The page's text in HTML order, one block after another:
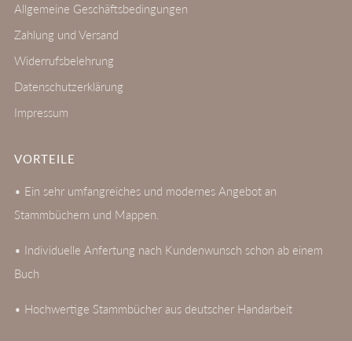
Allgemeine Geschäftsbedingungen
Zahlung und Versand
Widerrufsbelehrung
Datenschutzerklärung
Impressum
VORTEILE
• Ein sehr umfangreiches und modernes Angebot an
Stammbüchern und Mappen.
• Individuelle Anfertung nach Kundenwunsch schon ab einem
Buch
• Hochwertige Stammbücher aus deutscher Handarbeit